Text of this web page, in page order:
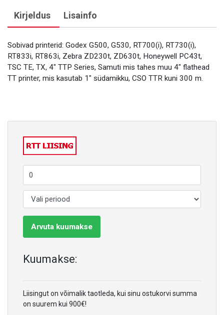
Kirjeldus Lisainfo
Sobivad printerid: Godex G500, G530, RT700(i), RT730(i),
RT833i, RT863i, Zebra ZD230t, ZD630t, Honeywell PC43t,
TSC TE, TX, 4″ TTP Series, Samuti mis tahes muu 4″ flathead
TT printer, mis kasutab 1″ südamikku, CSO TTR kuni 300 m.
Arvuta kuumakse
Kuumakse:
Liisingut on võimalik taotleda, kui sinu ostukorvi summa
on suurem kui 900€!